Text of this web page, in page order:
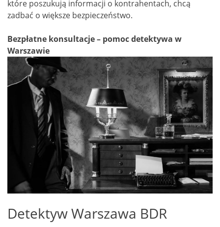
które poszukują informacji o kontrahentach, chcą
zadbać o większe bezpieczeństwo.
Bezpłatne konsultacje – pomoc detektywa w
Warszawie
Detektyw Warszawa BDR